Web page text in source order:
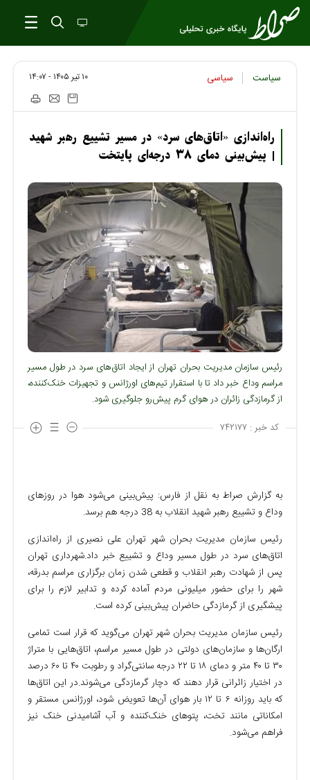
سیاست سیاسی ۱۰ تير ۱۴۰۵ - ۱۴:۰۷
راه‌اندازی «اتاق‌های سرد» در مسیر تشییع رهبر شهید
| پیش‌بینی دمای ۳۸ درجه‌ای پایتخت
رئیس سازمان مدیریت بحران تهران از ایجاد اتاق‌های سرد در طول مسیر
مراسم وداع خبر داد تا با استقرار تیم‌های اورژانس و تجهیزات خنک‌کننده،
از گرمازدگی زائران در هوای گرم پیش‌رو جلوگیری شود.
کد خبر : ۷۴۲۱۷۷
به گزارش صراط به نقل از فارس: پیش‌بینی می‌شود هوا در روزهای
وداع و تشییع رهبر شهید انقلاب به 38 درجه هم برسد.
رئیس سازمان مدیریت بحران شهر تهران علی نصیری از راه‌اندازی
اتاق‌های سرد در طول مسیر وداع و تشییع خبر داد.شهرداری تهران
پس از شهادت رهبر انقلاب و قطعی شدن زمان برگزاری مراسم بدرقه،
شهر را برای حضور میلیونی مردم آماده کرده و تدابیر لازم را برای
پیشگیری از گرمازدگی حاضران پیش‌بینی کرده است.
رئیس سازمان مدیریت بحران شهر تهران می‌گوید که قرار است تمامی
ارگان‌ها و سازمان‌های دولتی در طول مسیر مراسم، اتاق‌هایی با متراژ
۳۰ تا ۴۰ متر و دمای ۱۸ تا ۲۲ درجه سانتی‌گراد و رطوبت ۴۰ تا ۶۰ درصد
در اختیار زائرانی قرار دهند که دچار گرمازدگی می‌شوند.در این اتاق‌ها
که باید روزانه ۶ تا ۱۲ بار هوای آن‌ها تعویض شود، اورژانس مستقر و
امکاناتی مانند تخت، پتوهای خنک‌کننده و آب آشامیدنی خنک نیز
فراهم می‌شود.